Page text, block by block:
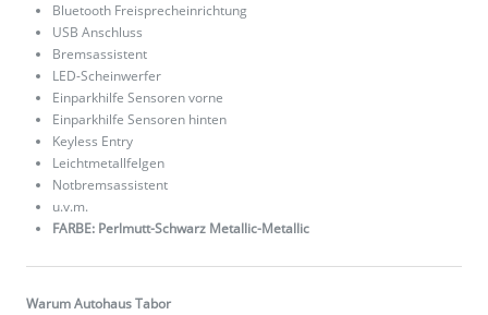
Bluetooth Freisprecheinrichtung
USB Anschluss
Bremsassistent
LED-Scheinwerfer
Einparkhilfe Sensoren vorne
Einparkhilfe Sensoren hinten
Keyless Entry
Leichtmetallfelgen
Notbremsassistent
u.v.m.
FARBE: Perlmutt-Schwarz Metallic-Metallic
Warum Autohaus Tabor